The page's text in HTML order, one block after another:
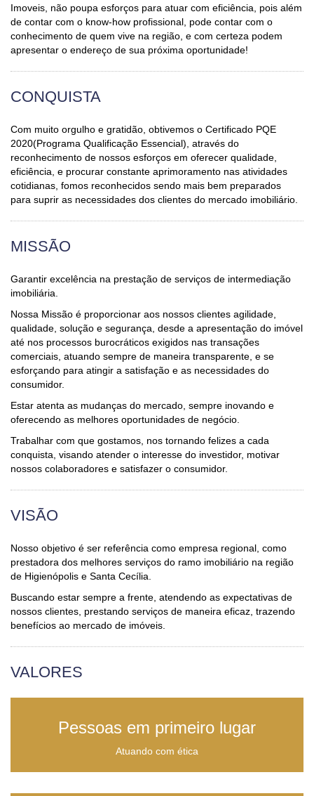
Imoveis, não poupa esforços para atuar com eficiência, pois além
de contar com o know-how profissional, pode contar com o
conhecimento de quem vive na região, e com certeza podem
apresentar o endereço de sua próxima oportunidade!
CONQUISTA
Com muito orgulho e gratidão, obtivemos o Certificado PQE
2020(Programa Qualificação Essencial), através do
reconhecimento de nossos esforços em oferecer qualidade,
eficiência, e procurar constante aprimoramento nas atividades
cotidianas, fomos reconhecidos sendo mais bem preparados
para suprir as necessidades dos clientes do mercado imobiliário.
MISSÃO
Garantir excelência na prestação de serviços de intermediação
imobiliária.
Nossa Missão é proporcionar aos nossos clientes agilidade,
qualidade, solução e segurança, desde a apresentação do imóvel
até nos processos burocráticos exigidos nas transações
comerciais, atuando sempre de maneira transparente, e se
esforçando para atingir a satisfação e as necessidades do
consumidor.
Estar atenta as mudanças do mercado, sempre inovando e
oferecendo as melhores oportunidades de negócio.
Trabalhar com que gostamos, nos tornando felizes a cada
conquista, visando atender o interesse do investidor, motivar
nossos colaboradores e satisfazer o consumidor.
VISÃO
Nosso objetivo é ser referência como empresa regional, como
prestadora dos melhores serviços do ramo imobiliário na região
de Higienópolis e Santa Cecília.
Buscando estar sempre a frente, atendendo as expectativas de
nossos clientes, prestando serviços de maneira eficaz, trazendo
benefícios ao mercado de imóveis.
VALORES
Pessoas em primeiro lugar
Atuando com ética